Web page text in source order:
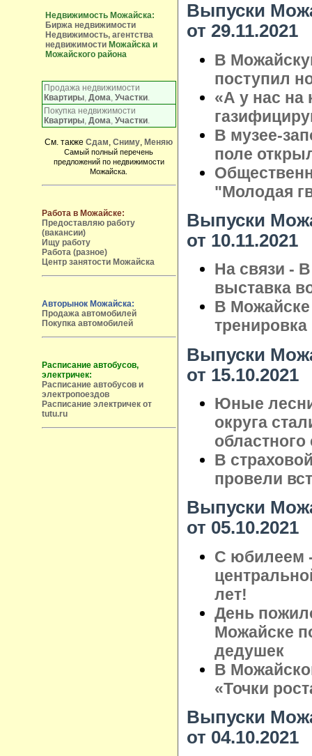
Недвижимость Можайска:
Биржа недвижимости
Недвижимость, агентства
недвижимостиМожайска и
Можайского района
Продажа недвижимости
Квартиры, Дома, Участки.
Покупка недвижимости
Квартиры, Дома, Участки.
См. также Сдам, Сниму, Меняю
Самый полный перечень
предложений по недвижимости
Можайска.
Работа в Можайске:
Предоставляю работу
(вакансии)
Ищу работу
Работа (разное)
Центр занятости Можайска
Авторынок Можайска:
Продажа автомобилей
Покупка автомобилей
Расписание автобусов,
электричек:
Расписание автобусов и
электропоездов
Расписание электричек от
tutu.ru
Выпуски
от 29.11.2021
В
поступил
«А у нас на
В музее-
поле
"Молодая
Выпуски
от 10.11.2021
На связи -
выставка
В
Выпуски
от 15.10.2021
Юные
округа
областного
В
провели
Выпуски
от 05.10.2021
С юбилеем
лет!
День
Можайске
дедушек
В
«Точки
Выпуски
от 04.10.2021